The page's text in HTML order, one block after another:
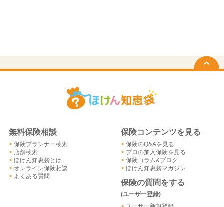
無料保険相談
> 保険プランナー検索
> 店舗検索
> ほけん知恵袋とは
> オンライン保険相談
> よくある質問
保険コンテンツを見る
> 保険のQ&Aを見る
> プロの加入保険を見る
> 保険コラム&ブログ
> ほけん知恵袋マガジン
保険の質問をする
(ユーザー登録)